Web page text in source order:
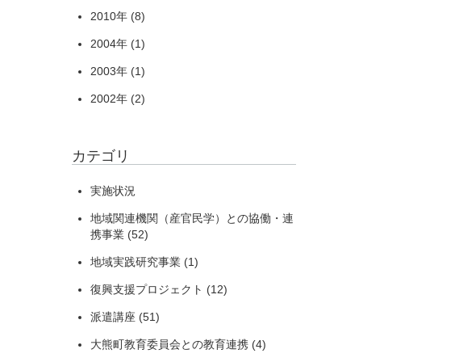
2010年 (8)
2004年 (1)
2003年 (1)
2002年 (2)
カテゴリ
実施状況
地域関連機関（産官民学）との協働・連
携事業 (52)
地域実践研究事業 (1)
復興支援プロジェクト (12)
派遣講座 (51)
大熊町教育委員会との教育連携 (4)